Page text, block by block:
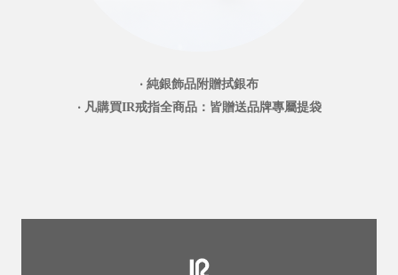
‧ 純銀飾品附贈拭銀布
‧ 凡購買IR戒指全商品：皆贈送品牌專屬提袋